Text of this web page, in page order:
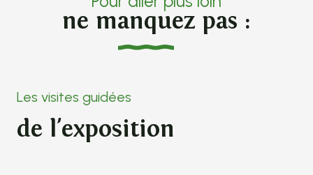
ne manquez pas :
Les visites guidées
de l'exposition